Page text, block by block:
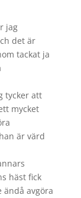
jag
det är
tackat ja
tycker att
mycket
är värd
häst fick
avgöra